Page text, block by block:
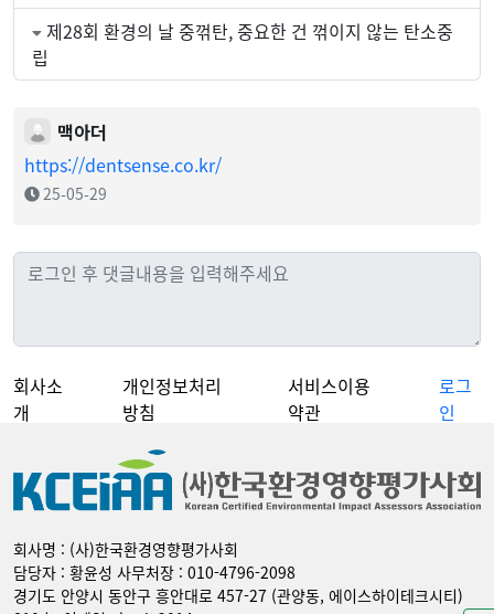
제28회 환경의 날 중꺾탄, 중요한 건 꺾이지 않는 탄소중
립
맥아더
https://dentsense.co.kr/
25-05-29
회사소
개
개인정보처리
방침
서비스이용
약관
로그
인
회사명 : (사)한국환경영향평가사회
담당자 : 황윤성 사무처장 : 010-4796-2098
경기도 안양시 동안구 흥안대로 457-27 (관양동, 에이스하이테크시티)